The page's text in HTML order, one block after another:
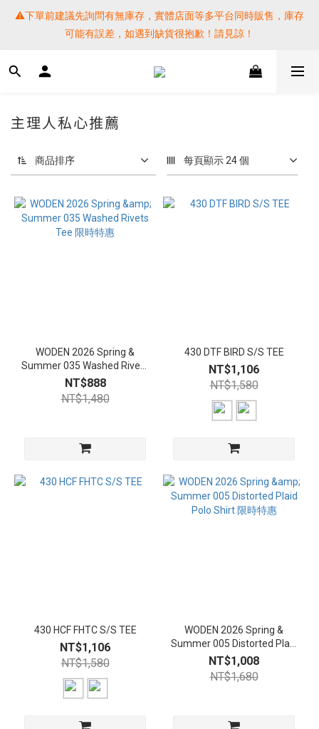
⚠️下單前建議先詢問有無庫存，實體店面等多平台同時販售，庫存
可能有誤差，如遇到缺貨很抱歉！請見諒！
⚠️下單前建議先詢問有無庫存，實體店面等多平台同時販售，庫存
可能有誤差，如遇到缺貨很抱歉！請見諒！
SF EXPRESS WORLD SHIPPING
提醒各位⚠️下單後寄出，請務必在時間內完成取貨才是乖寶寶呦~
如未取貨必須支付運費! 謝謝
⚠️下單前建議先詢問有無庫存，實體店面等多平台同時販售，庫存
主理人私心推薦
商品排序 每頁顯示 24 個
WODEN 2026 Spring &
Summer 035 Washed Rivets
Tee 限時特惠
NT$888
NT$1,480
430 DTF BIRD S/S TEE
NT$1,106
NT$1,580
430 HCF FHTC S/S TEE
NT$1,106
NT$1,580
WODEN 2026 Spring &
Summer 005 Distorted Plaid
Polo Shirt 限時特惠
NT$1,008
NT$1,680